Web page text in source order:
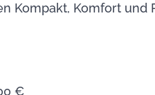
Kompakt, Komfort und
€